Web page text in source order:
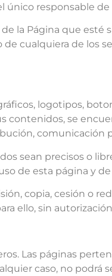
único responsable
la Página que esté
cualquiera de los
logotipos,
contenidos, se
comunicación
sean precisos o
de esta página y
copia, cesión o
ello, sin
Las páginas
caso, no podrá